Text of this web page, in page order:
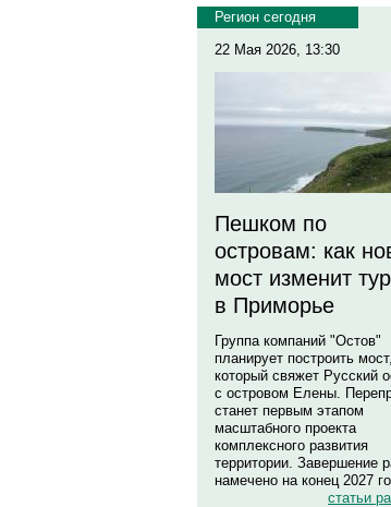
Регион сегодня
22 Мая 2026, 13:30
Пешком по
островам: как
мост изменит
в Приморье
Группа компаний "Остов"
планирует построить мост,
который свяжет Русский
с островом Елены.
станет первым этапом
масштабного проекта
комплексного развития
территории. Завершение
намечено на конец 2027
статьи